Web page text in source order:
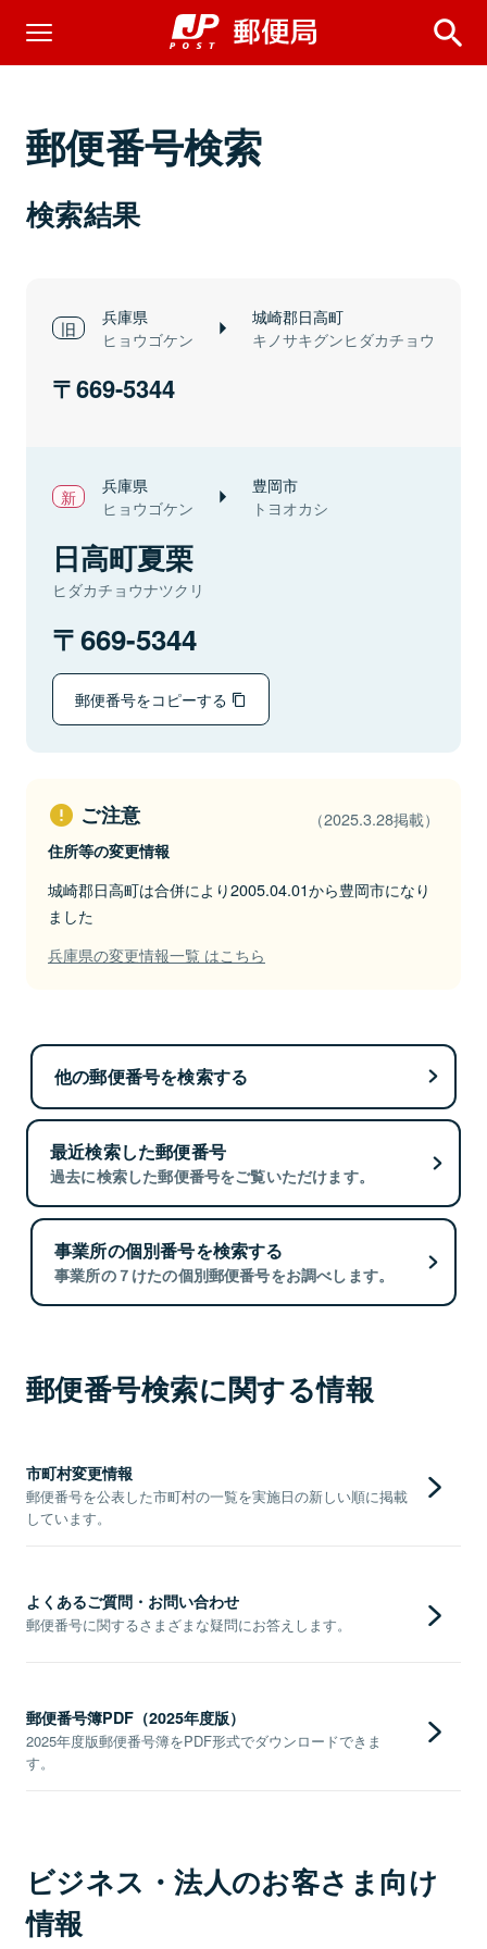
郵便番号検索
検索結果
兵庫県
ヒョウゴケン
城崎郡日高町
キノサキグンヒダカチョウ
669-5344
兵庫県
ヒョウゴケン
豊岡市
トヨオカシ
日高町夏栗
ヒダカチョウナツクリ
669-5344
郵便番号をコピーする
ご注意 （2025.3.28掲載）
住所等の変更情報
城崎郡日高町は合併により2005.04.01から豊岡市になり
ました
兵庫県の変更情報一覧 はこちら
他の郵便番号を検索する
最近検索した郵便番号
過去に検索した郵便番号をご覧いただけます。
事業所の個別番号を検索する
事業所の７けたの個別郵便番号をお調べします。
郵便番号検索に関する情報
市町村変更情報
郵便番号を公表した市町村の一覧を実施日の新しい順に掲載
しています。
よくあるご質問・お問い合わせ
郵便番号に関するさまざまな疑問にお答えします。
郵便番号簿PDF（2025年度版）
2025年度版郵便番号簿をPDF形式でダウンロードできま
す。
ビジネス・法人のお客さま向け
情報